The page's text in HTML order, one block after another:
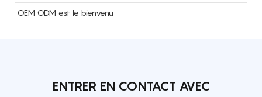
OEM ODM est le bienvenu
ENTRER EN CONTACT AVEC